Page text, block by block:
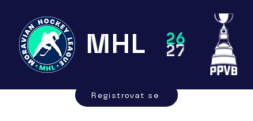
MHL 27
26
Registrovat se